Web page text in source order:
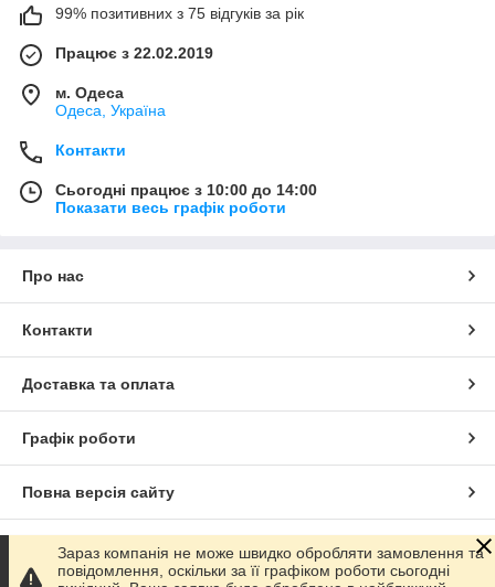
99% позитивних з 75 відгуків за рік
Працює з 22.02.2019
м. Одеса
Одеса, Україна
Контакти
Сьогодні працює з 10:00 до 14:00
Показати весь графік роботи
Про нас
Контакти
Доставка та оплата
Графік роботи
Повна версія сайту
Сайт створено на маркетплейсі Prom.ua
Зараз компанія не може швидко обробляти замовлення та
повідомлення, оскільки за її графіком роботи сьогодні